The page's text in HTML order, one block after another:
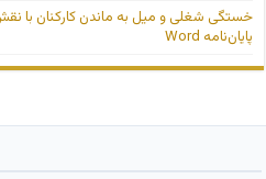
خستگی شغلی و میل به ماندن کارکنان با
پایان‌نامه Word